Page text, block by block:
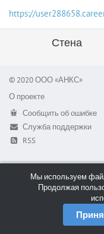
https://
Стена
© 2020 ООО «АНКС»
О проекте
Сообщить об ошибке
Служба поддержки
RSS
Мы используем
Продолжая